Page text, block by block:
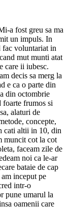
a fost greu sa ma
un impuls. In
fac voluntariat in
mut munti atat
care ii iubesc.
decis sa merg la
e ca o parte din
din octombrie
foarte frumos si
alaturi de
concepte,
cati altii in 10, din
muncit cot la cot
faceam zile de
noi ca le-ar
bataie de cap
inceput pe
intr-o
pune umarul la
oamenii care